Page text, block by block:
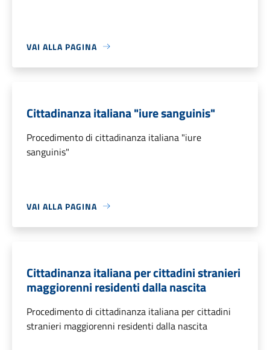
VAI ALLA PAGINA
Cittadinanza italiana "iure sanguinis"
Procedimento di cittadinanza italiana "iure
sanguinis"
VAI ALLA PAGINA
Cittadinanza italiana per cittadini stranieri
maggiorenni residenti dalla nascita
Procedimento di cittadinanza italiana per cittadini
stranieri maggiorenni residenti dalla nascita